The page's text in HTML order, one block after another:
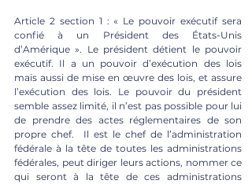
Article 2 section 1 : « Le pouvoir exécutif sera
confié à un Président des États-Unis
d’Amérique ». Le président détient le pouvoir
exécutif. Il a un pouvoir d’exécution des lois
mais aussi de mise en œuvre des lois, et assure
l’exécution des lois. Le pouvoir du président
semble assez limité, il n’est pas possible pour lui
de prendre des actes réglementaires de son
propre chef.  Il est le chef de l’administration
fédérale à la tête de toutes les administrations
fédérales, peut diriger leurs actions, nommer ce
qui seront à la tête de ces administrations